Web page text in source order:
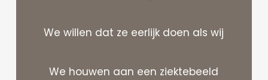
We willen dat ze eerlijk doen als wij
We houwen aan een ziektebeeld